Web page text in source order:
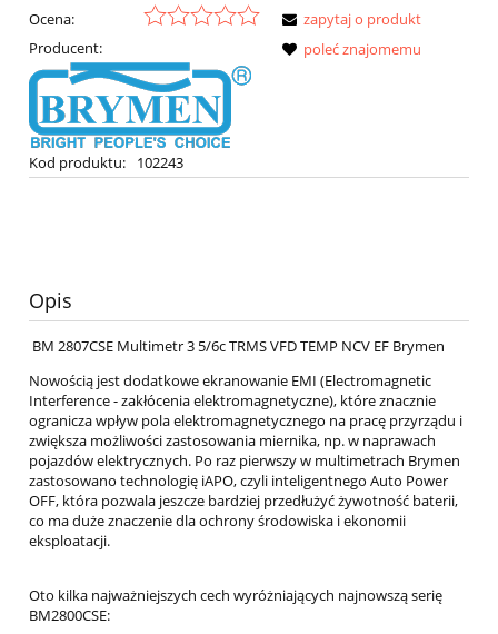
Ocena:
Producent:
Kod produktu: 102243
zapytaj o produkt
poleć znajomemu
Opis
BM 2807CSE Multimetr 3 5/6c TRMS VFD TEMP NCV EF Brymen
Nowością jest dodatkowe ekranowanie EMI (Electromagnetic
Interference - zakłócenia elektromagnetyczne), które znacznie
ogranicza wpływ pola elektromagnetycznego na pracę przyrządu i
zwiększa możliwości zastosowania miernika, np. w naprawach
pojazdów elektrycznych. Po raz pierwszy w multimetrach Brymen
zastosowano technologię iAPO, czyli inteligentnego Auto Power
OFF, która pozwala jeszcze bardziej przedłużyć żywotność baterii,
co ma duże znaczenie dla ochrony środowiska i ekonomii
eksploatacji.
Oto kilka najważniejszych cech wyróżniających najnowszą serię
BM2800CSE: